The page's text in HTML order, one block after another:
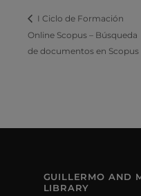
I Ciclo de Formación
Online Scopus – Búsqueda
de documentos en Scopus
GUILLERMO AND
LIBRARY